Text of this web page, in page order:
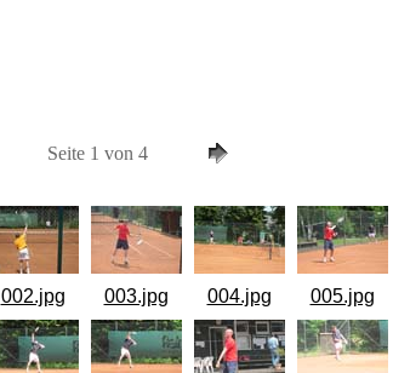
Seite 1 von 4
002.jpg 003.jpg 004.jpg 005.jpg